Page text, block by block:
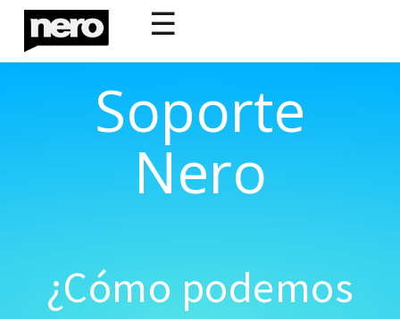
☰
Soporte
Nero
¿Cómo podemos